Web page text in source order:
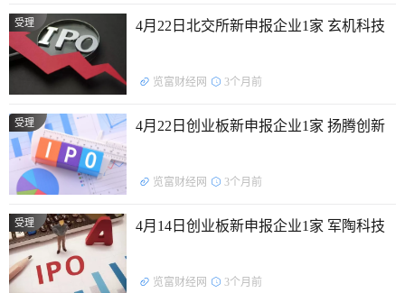
受理 4月22日北交所新申报企业1家 玄机科技
览富财经网 3个月前
受理 4月22日创业板新申报企业1家 扬腾创新
览富财经网 3个月前
受理 4月14日创业板新申报企业1家 军陶科技
览富财经网 3个月前